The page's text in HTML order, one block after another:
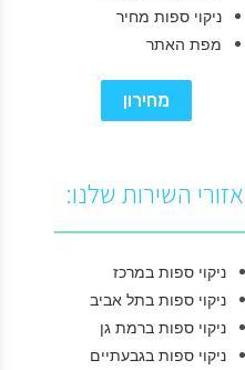
ניקוי ספות מחיר
מפת האתר
מחירון
אזורי השירות שלנו:
ניקוי ספות במרכז
ניקוי ספות בתל אביב
ניקוי ספות ברמת גן
ניקוי ספות בגבעתיים